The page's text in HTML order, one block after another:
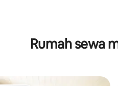
5, 55 ulasan
Rumah sewa